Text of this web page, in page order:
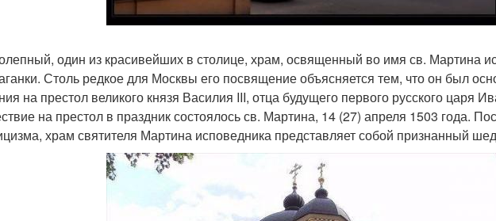
один из красивейших в столице, храм, освященный во имя св. Мартина
Столь редкое для Москвы его посвящение объясняется тем, что он был
на престол великого князя Василия III, отца будущего первого русского царя
на престол в праздник состоялось св. Мартина, 14 (27) апреля 1503 года.
храм святителя Мартина исповедника представляет собой признанный